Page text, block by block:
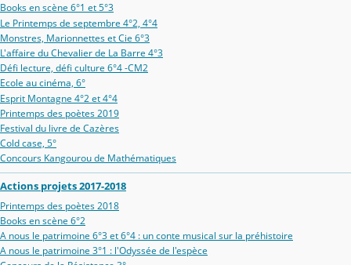
Books en scène 6°1 et 5°3
Le Printemps de septembre 4°2, 4°4
Monstres, Marionnettes et Cie 6°3
L'affaire du Chevalier de La Barre 4°3
Défi lecture, défi culture 6°4 -CM2
Ecole au cinéma, 6°
Esprit Montagne 4°2 et 4°4
Printemps des poètes 2019
Festival du livre de Cazères
Cold case, 5°
Concours Kangourou de Mathématiques
Actions projets 2017-2018
Printemps des poètes 2018
Books en scène 6°2
A nous le patrimoine 6°3 et 6°4 : un conte musical sur la préhistoire
A nous le patrimoine 3°1 : l'Odyssée de l'espèce